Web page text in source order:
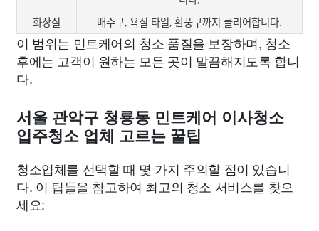
화장실
배수구, 욕실 타일, 환풍구까지 클리어합니다.
이 범위는 민트케어의 청소 품질을 보장하며, 청소
후에는 고객이 원하는 모든 곳이 말끔해지도록 합니
다.
서울 관악구 청룡동 민트케어 이사청소
입주청소 업체 고르는 꿀팁
청소업체를 선택할 때 몇 가지 주의할 점이 있습니
다. 이 팁들을 참고하여 최고의 청소 서비스를 찾으
세요: